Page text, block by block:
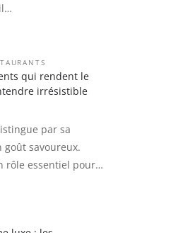
qui rendent le
irrésistible
par sa
savoureux.
rôle essentiel pour…